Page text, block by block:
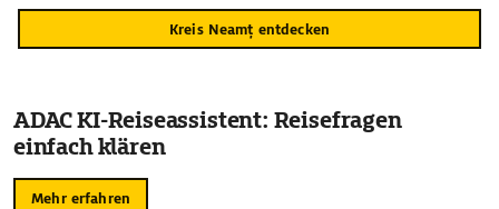
Kreis Neamț entdecken
ADAC KI-Reiseassistent: Reisefragen
einfach klären
Mehr erfahren